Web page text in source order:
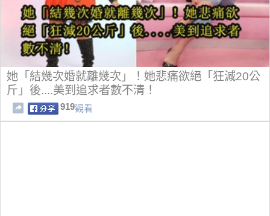
她「結幾次婚就離幾次」！她悲痛欲絕「狂減20公
斤」後....美到追求者數不清！
919觀看